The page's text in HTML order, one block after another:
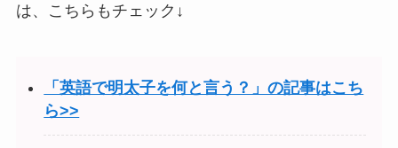
は、こちらもチェック↓
「英語で明太子を何と言う？」の記事はこち
ら>>